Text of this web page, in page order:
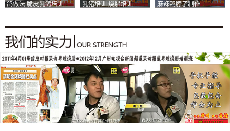
鸽做法 脆皮乳鸽培训
乳猪培训 烧腊培训
麻辣鸭脖子制作